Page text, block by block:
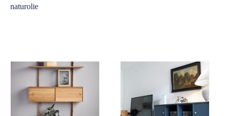
naturolie